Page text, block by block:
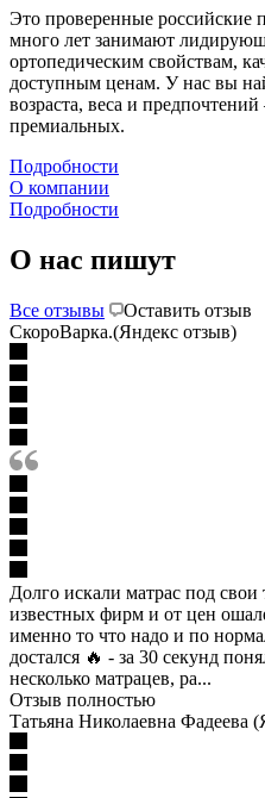
Это проверенные российские
много лет занимают
ортопедическим свойствам,
доступным ценам. У нас вы
возраста, веса и
премиальных.
Подробности
О компании
Подробности
О нас пишут
Все отзывы
Оставить отзыв
СкороВарка.(Яндекс отзыв)
Долго искали матрас под
известных фирм и от цен
именно то что надо и по
достался 🔥 - за 30 секунд
несколько матрацев, ра...
Отзыв полностью
Татьяна Николаевна Фадеева